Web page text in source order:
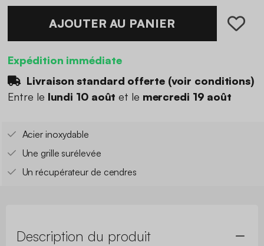
AJOUTER AU PANIER
Expédition immédiate
Livraison standard offerte (voir conditions)
Entre le lundi 10 août et le mercredi 19 août
Acier inoxydable
Une grille surélevée
Un récupérateur de cendres
Description du produit